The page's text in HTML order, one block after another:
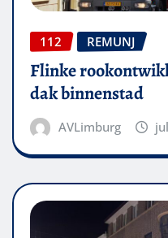
112 REMUNJ
Flinke
dak binnenstad
AVLimburg